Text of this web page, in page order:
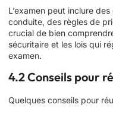
L’examen peut inclure
conduite, des règles de
crucial de bien
sécuritaire et les lois qui
examen.
4.2 Conseils pour
Quelques conseils pour